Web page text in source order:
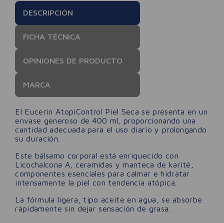
DESCRIPCIÓN
FICHA TÉCNICA
OPINIONES DE PRODUCTO
MARCA
El Eucerin AtopiControl Piel Seca se presenta en un
envase generoso de 400 ml, proporcionando una
cantidad adecuada para el uso diario y prolongando
su duración.
Este bálsamo corporal está enriquecido con
Licochalcona A, ceramidas y manteca de karité,
componentes esenciales para calmar e hidratar
intensamente la piel con tendencia atópica.
La fórmula ligera, tipo aceite en agua, se absorbe
rápidamente sin dejar sensación de grasa.